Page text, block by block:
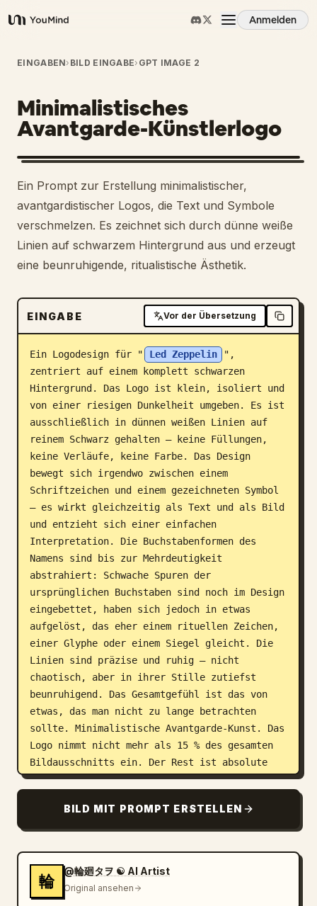
YouMind
Anmelden
Übersicht
Anwendungsfälle
Fähigkeiten
Prompts
Preise
Blog
Updates
EINGABEN› BILD EINGABE› GPT IMAGE 2
Minimalistisches
Avantgarde-Künstlerlogo
Ein Prompt zur Erstellung minimalistischer,
avantgardistischer Logos, die Text und Symbole
verschmelzen. Es zeichnet sich durch dünne weiße
Linien auf schwarzem Hintergrund aus und erzeugt
eine beunruhigende, ritualistische Ästhetik.
EINGABE Vor der Übersetzung
Ein Logodesign für " Led Zeppelin
",
zentriert auf einem komplett schwarzen
Hintergrund. Das Logo ist klein, isoliert und
von einer riesigen Dunkelheit umgeben. Es ist
ausschließlich in dünnen weißen Linien auf
reinem Schwarz gehalten – keine Füllungen,
keine Verläufe, keine Farbe. Das Design
bewegt sich irgendwo zwischen einem
Schriftzeichen und einem gezeichneten Symbol
– es wirkt gleichzeitig als Text und als Bild
und entzieht sich einer einfachen
Interpretation. Die Buchstabenformen des
Namens sind bis zur Mehrdeutigkeit
abstrahiert: Schwache Spuren der
ursprünglichen Buchstaben sind noch im Design
eingebettet, haben sich jedoch in etwas
aufgelöst, das eher einem rituellen Zeichen,
einer Glyphe oder einem Siegel gleicht. Die
Linien sind präzise und ruhig – nicht
chaotisch, aber in ihrer Stille zutiefst
beunruhigend. Das Gesamtgefühl ist das von
etwas, das man nicht zu lange betrachten
sollte. Minimalistische Avantgarde-Kunst. Das
Logo nimmt nicht mehr als 15 % des gesamten
Bildausschnitts ein. Der Rest ist absolute
Dunkelheit.
BILD MIT PROMPT ERSTELLEN
輪
@輪廻タヲ ☯ AI Artist
Original ansehen